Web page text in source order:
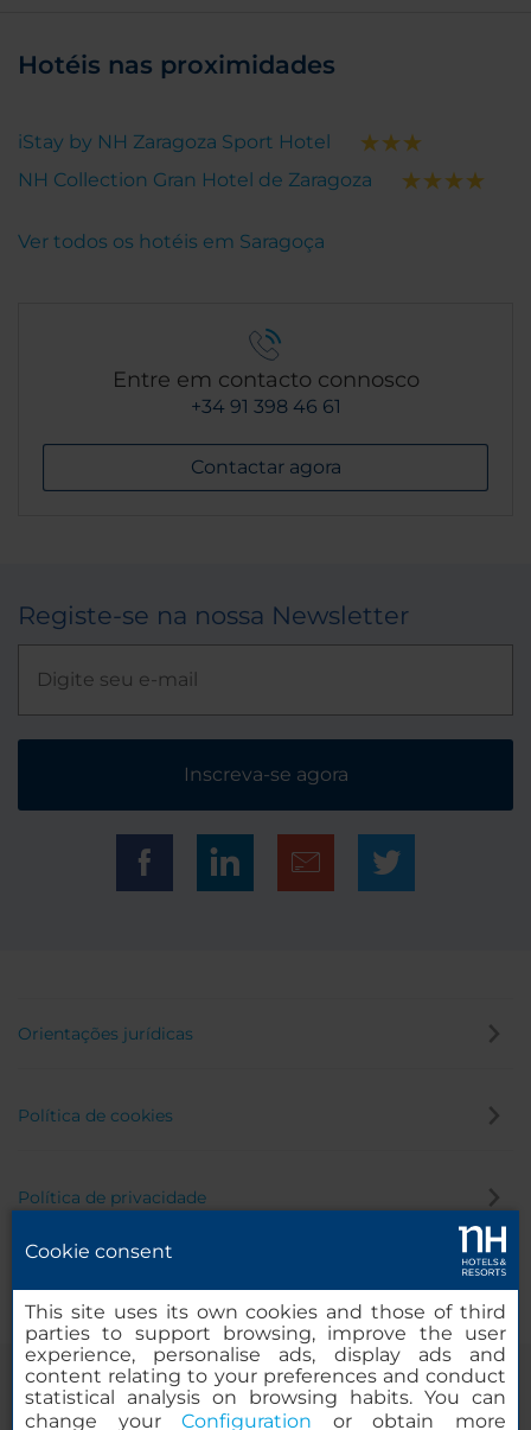
Hotéis nas proximidades
iStay by NH Zaragoza Sport Hotel
NH Collection Gran Hotel de Zaragoza
Ver todos os hotéis em Saragoça
Entre em contacto connosco
+34 91 398 46 61
Contactar agora
Registe-se na nossa Newsletter
Inscreva-se agora
Orientações jurídicas
Política de cookies
Política de privacidade
Cookie consent
This site uses its own cookies and those of third
parties to support browsing, improve the user
experience, personalise ads, display ads and
content relating to your preferences and conduct
statistical analysis on browsing habits. You can
change yourConfiguration or obtain more